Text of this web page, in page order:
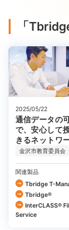
「
2025/05/22
通信データの
で、安心して
きるネットワ
を実現
金沢市教育委員会
関連製品
Tbridge T-
Tbridge®
InterCLASS®︎
Service